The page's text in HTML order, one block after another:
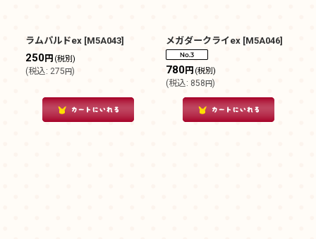
ラムパルドex [M5A043]
250円 (税別)
(税込: 275円)
メガダークライex [M5A046]
780円 (税別)
(税込: 858 円)